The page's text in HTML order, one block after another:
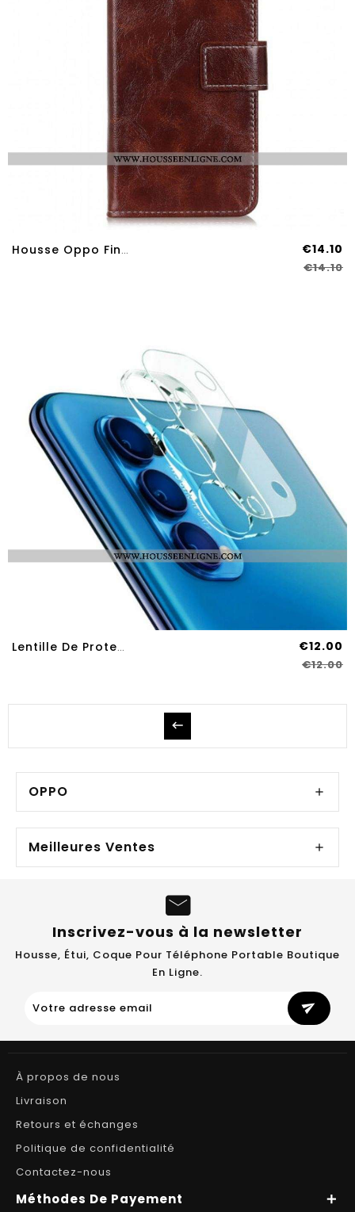
Housse Oppo Find X3 Lite Effet Cuir Coutures Apparentes €14.10
€14.10
Lentille De Protection En Verre Trempé Pour Oppo Find X3 Lite IMAK €12.00
€12.00
OPPO
Meilleures Ventes
Inscrivez-vous à la newsletter
Housse, Étui, Coque Pour Téléphone Portable Boutique
En Ligne.
send
À propos de nous
Livraison
Retours et échanges
Politique de confidentialité
Contactez-nous
Méthodes De Payement